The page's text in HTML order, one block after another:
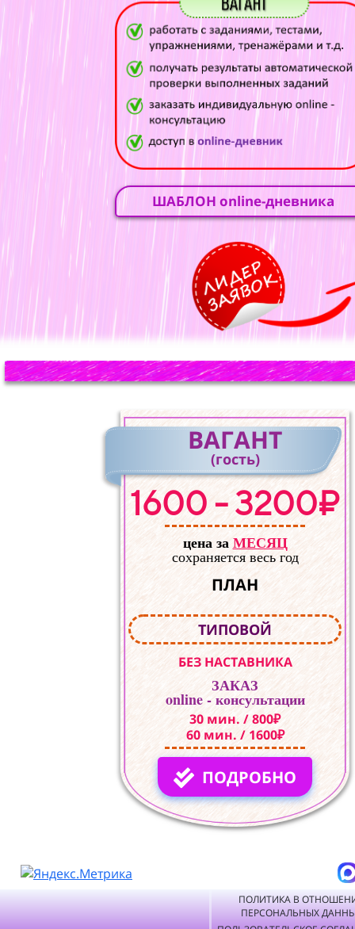
ШАБЛОН online-дневника
ВАГАНТ
(гость)
1600 - 3200₽
цена заМЕСЯЦ
сохраняется весь год
ПЛАН
ТИПОВОЙ
БЕЗ НАСТАВНИКА
ЗАКАЗ
online - консультации
30 мин. / 800₽
60 мин. / 1600₽
ПОДРОБНО
ПОЛИТИКА В
ПЕРСОНАЛЬНЫХ